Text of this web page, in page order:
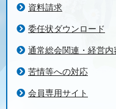
資料請求
委任状ダウンロード
通常総会関連・経営内
苦情等への対応
会員専用サイト